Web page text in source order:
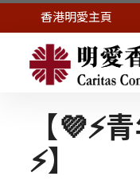
香港明愛主頁
【
⚡】